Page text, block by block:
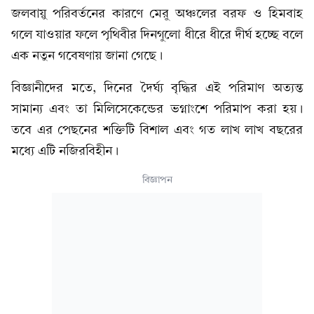
জলবায়ু পরিবর্তনের কারণে মেরু অঞ্চলের বরফ ও হিমবাহ
গলে যাওয়ার ফলে পৃথিবীর দিনগুলো ধীরে ধীরে দীর্ঘ হচ্ছে বলে
এক নতুন গবেষণায় জানা গেছে।
বিজ্ঞানীদের মতে, দিনের দৈর্ঘ্য বৃদ্ধির এই পরিমাণ অত্যন্ত
সামান্য এবং তা মিলিসেকেন্ডের ভগ্নাংশে পরিমাপ করা হয়।
তবে এর পেছনের শক্তিটি বিশাল এবং গত লাখ লাখ বছরের
মধ্যে এটি নজিরবিহীন।
বিজ্ঞাপন